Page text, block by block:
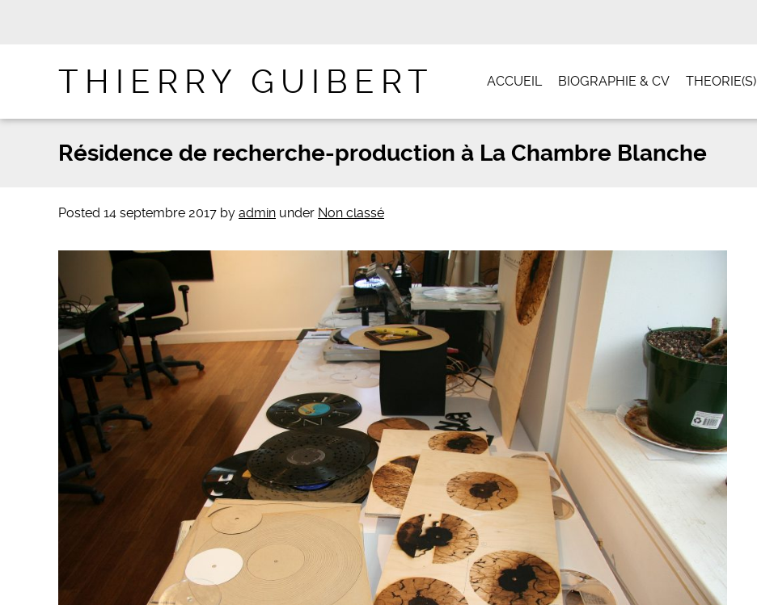
THIERRY GUIBERT ACCUEIL BIOGRAPHIE & CV THEORIE(S)
Résidence de recherche-production à La Chambre Blanche
Posted 14 septembre 2017 by admin under Non classé